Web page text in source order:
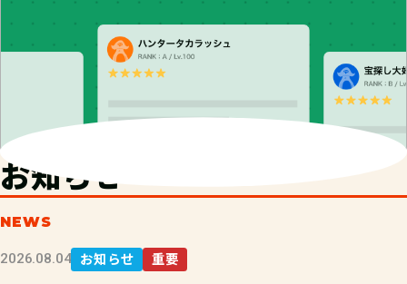
お知らせ
NEWS
2026.08.04 お知らせ 重要